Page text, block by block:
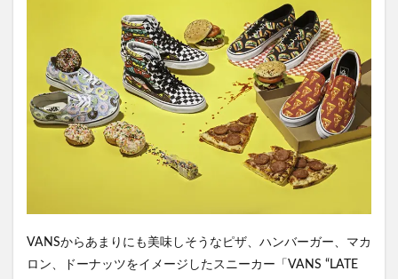
VANSからあまりにも美味しそうなピザ、ハンバーガー、マカ
ロン、ドーナッツをイメージしたスニーカー「VANS “LATE